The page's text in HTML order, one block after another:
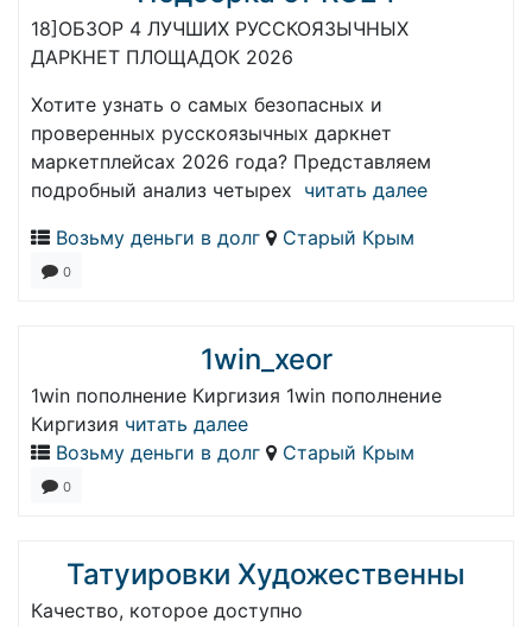
18]ОБЗОР 4 ЛУЧШИХ РУССКОЯЗЫЧНЫХ
ДАРКНЕТ ПЛОЩАДОК 2026
Хотите узнать о самых безопасных и
проверенных русскоязычных даркнет
маркетплейсах 2026 года? Представляем
подробный анализ четырех читать далее
Возьму деньги в долг
Старый Крым
0
1win_xeor
1win пополнение Киргизия 1win пополнение
Киргизия читать далее
Возьму деньги в долг
Старый Крым
0
Татуировки Художественны
Качество, которое доступно